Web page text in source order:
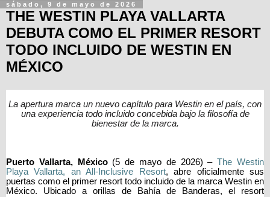
sábado, 9 de mayo de 2026
THE WESTIN PLAYA VALLARTA
DEBUTA COMO EL PRIMER RESORT
TODO INCLUIDO DE WESTIN EN
MÉXICO
La apertura marca un nuevo capítulo para Westin en el país, con
una experiencia todo incluido concebida bajo la filosofía de
bienestar de la marca.
Puerto Vallarta, México(5 de mayo de 2026)– The Westin
Playa Vallarta, an All-Inclusive Resort, abre oficialmente sus
puertas como el primer resort todo incluido de la marca Westin en
México. Ubicado a orillas de Bahía de Banderas, el resort